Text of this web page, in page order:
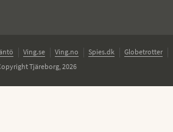
Ving.se Ving.no Spies.dk
Globetrotter
Tjäreborg, 2026